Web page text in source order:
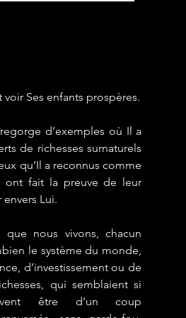
Ses enfants prospères.
d’exemples où Il a
de richesses surnaturels
qu’Il a reconnus comme
ont fait la preuve de leur
Lui.
que nous vivons, chacun
le système du monde,
d’investissement ou de
qui semblaient si
être d’un coup